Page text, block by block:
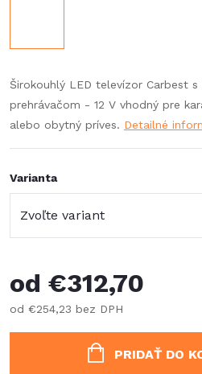
Širokouhlý LED televízor Carbest s
prehrávačom - 12 V vhodný pre
alebo obytný príves. Detailné
Varianta
od €312,70
od €254,23 bez DPH
PRIDAŤ DO